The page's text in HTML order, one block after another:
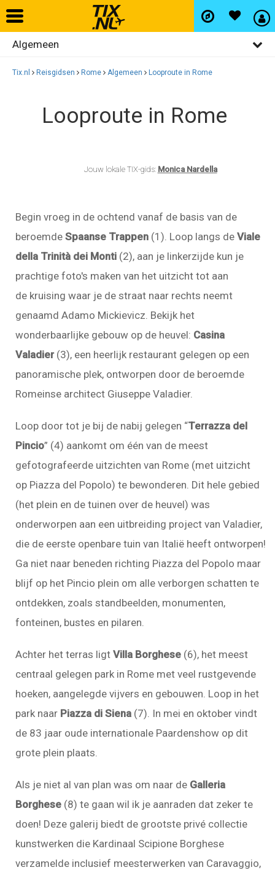
Home
Hotels
Activiteiten
Algemeen
Bezienswaardigheden
Uitgaan
Tix.nl Reisgidsen Rome Algemeen Looproute in Rome
Looproute in Rome
Jouw lokale TIX-gids: Monica Nardella
Begin vroeg in de ochtend vanaf de basis van de
beroemde Spaanse Trappen (1). Loop langs de Viale
della Trinità dei Monti (2), aan je linkerzijde kun je
prachtige foto's maken van het uitzicht tot aan
de kruising waar je de straat naar rechts neemt
genaamd Adamo Mickievicz. Bekijk het
wonderbaarlijke gebouw op de heuvel: Casina
Valadier (3), een heerlijk restaurant gelegen op een
panoramische plek, ontworpen door de beroemde
Romeinse architect Giuseppe Valadier.
Loop door tot je bij de nabij gelegen “Terrazza del
Pincio” (4) aankomt om één van de meest
gefotografeerde uitzichten van Rome (met uitzicht
op Piazza del Popolo) te bewonderen. Dit hele gebied
(het plein en de tuinen over de heuvel) was
onderworpen aan een uitbreiding project van Valadier,
die de eerste openbare tuin van Italië heeft ontworpen!
Ga niet naar beneden richting Piazza del Popolo maar
blijf op het Pincio plein om alle verborgen schatten te
ontdekken, zoals standbeelden, monumenten,
fonteinen, bustes en pilaren.
Achter het terras ligt Villa Borghese (6), het meest
centraal gelegen park in Rome met veel rustgevende
hoeken, aangelegde vijvers en gebouwen. Loop in het
park naar Piazza di Siena (7). In mei en oktober vindt
de 83 jaar oude internationale Paardenshow op dit
grote plein plaats.
Als je niet al van plan was om naar de Galleria
Borghese (8) te gaan wil ik je aanraden dat zeker te
doen! Deze galerij biedt de grootste privé collectie
kunstwerken die Kardinaal Scipione Borghese
verzamelde inclusief meesterwerken van Caravaggio,